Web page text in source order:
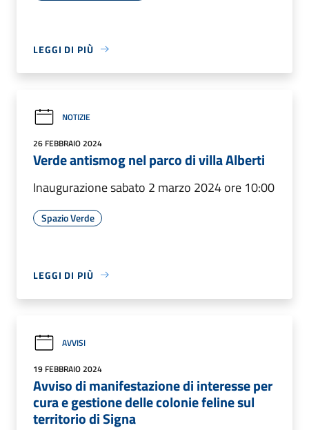
LEGGI DI PIÙ
NOTIZIE
26 FEBBRAIO 2024
Verde antismog nel parco di villa Alberti
Inaugurazione sabato 2 marzo 2024 ore 10:00
Spazio Verde
LEGGI DI PIÙ
AVVISI
19 FEBBRAIO 2024
Avviso di manifestazione di interesse per
cura e gestione delle colonie feline sul
territorio di Signa